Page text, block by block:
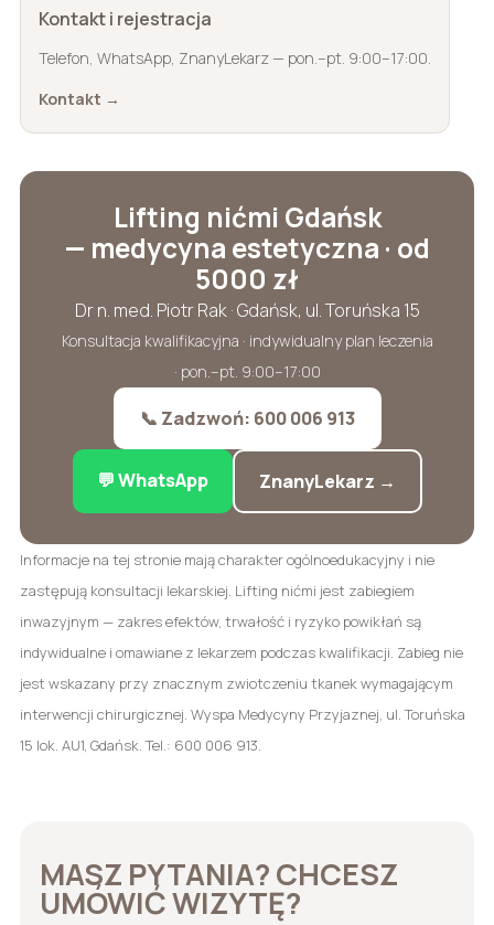
Kontakt i rejestracja
Telefon, WhatsApp, ZnanyLekarz — pon.–pt. 9:00–17:00.
Kontakt →
Lifting nićmi Gdańsk
— medycyna estetyczna · od
5000 zł
Dr n. med. Piotr Rak · Gdańsk, ul. Toruńska 15
Konsultacja kwalifikacyjna · indywidualny plan leczenia
· pon.–pt. 9:00–17:00
📞 Zadzwoń: 600 006 913
💬 WhatsApp ZnanyLekarz →
Informacje na tej stronie mają charakter ogólnoedukacyjny i nie
zastępują konsultacji lekarskiej. Lifting nićmi jest zabiegiem
inwazyjnym — zakres efektów, trwałość i ryzyko powikłań są
indywidualne i omawiane z lekarzem podczas kwalifikacji. Zabieg nie
jest wskazany przy znacznym zwiotczeniu tkanek wymagającym
interwencji chirurgicznej. Wyspa Medycyny Przyjaznej, ul. Toruńska
15 lok. AU1, Gdańsk. Tel.: 600 006 913.
MASZ PYTANIA? CHCESZ
UMÓWIĆ WIZYTĘ?